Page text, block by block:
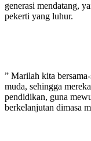
generasi mendatang,
pekerti yang luhur.
” Marilah kita
muda, sehingga
pendidikan, guna
berkelanjutan dimasa